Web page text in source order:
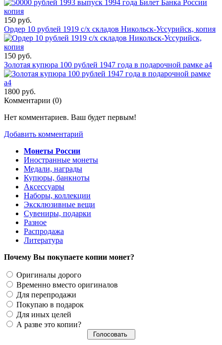
150 руб.
Ордер 10 рублей 1919 с/х складов Никольск-Уссурийск, копия
150 руб.
Золотая купюра 100 рублей 1947 года в подарочной рамке а4
1800 руб.
Комментарии (0)
Нет комментариев. Ваш будет первым!
Добавить комментарий
Монеты России
Иностранные монеты
Медали, награды
Купюры, банкноты
Аксессуары
Наборы, коллекции
Эксклюзивные вещи
Сувениры, подарки
Разное
Распродажа
Литература
Почему Вы покупаете копии монет?
Оригиналы дорого
Временно вместо оригиналов
Для перепродажи
Покупаю в подарок
Для иных целей
А разве это копии?